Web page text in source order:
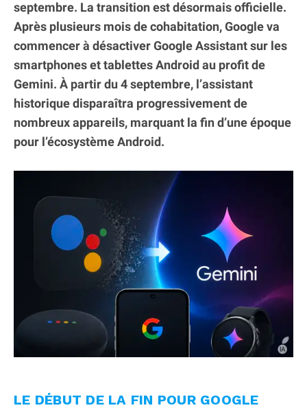
septembre. La transition est désormais officielle.
Après plusieurs mois de cohabitation, Google va
commencer à désactiver Google Assistant sur les
smartphones et tablettes Android au profit de
Gemini. À partir du 4 septembre, l’assistant
historique disparaîtra progressivement de
nombreux appareils, marquant la fin d’une époque
pour l’écosystème Android.
LE DÉBUT DE LA FIN POUR GOOGLE